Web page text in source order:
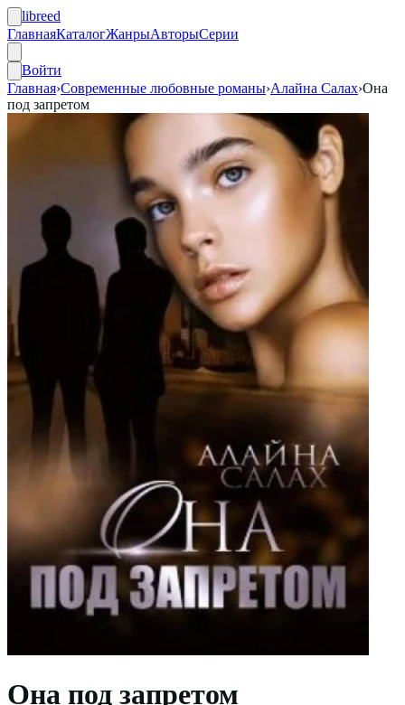
libreed
ГлавнаяКаталогЖанрыАвторыСерии
Войти
Главная›Современные любовные романы›Алайна Салах›Она
под запретом
Она под запретом